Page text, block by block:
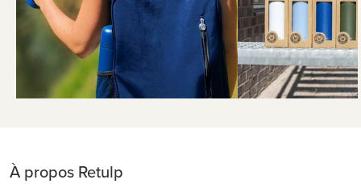
À propos Retulp